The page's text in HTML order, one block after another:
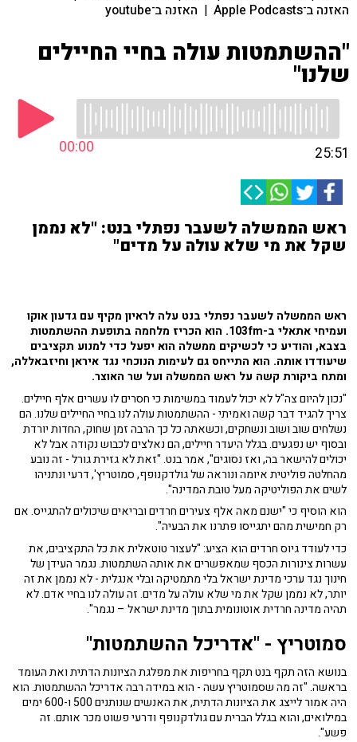
האזנה ב־Apple Podcasts | האזנה ב־youtube
"ההשתמטות עולה בחיי החיילים
שלנו"
00:00 25:51
ראש הממשלה לשעבר נפתלי בנט: "לא נממן
שקל את מי שלא עולה על מדים"
ראש הממשלה לשעבר נפתלי בנט עלה לראיון מקיף עם גדעון אוקו
ועמיחי אתאלי ב-103fm. הוא הכריז מלחמה בתופעת ההשתמטות
בצבא, והודיע כי לכשיקים ממשלה הוא יפעל כדי למנוע תקציבים
שיעודדו אותה. הוא התייחס גם לעימות הנוכחי נגד איראן וחיזבאללה,
ומתח ביקורת קשה על ראש הממשלה ועל שר האוצר.
"נכון להיום צה"ל לא יכול לעמוד במשימות כי חסרים לו עשרים אלף חיילים.
צריך להגיד דבר קשה ואמיתי - ההשתמטות עולה לנו בחיי החיילים שלנו. הם
נשלחים שוב ושוב ונשחקים, וכשאתה כל כך הרבה זמן שחוק, החדות יורדת
ובסוף יש נפגעים. בגלל היעדר חיילים, הם נאלצים לכבוש נקודה אבל לא
יכולים להישאר בה, ואז נסוגים", אמר בנט. "זאת לא גזירת גורל - זה נובע
מהחלטה פוליטית איומה ונוראה של גולדקנופף, סמוטריץ', דרעי ונתניהו
לשים את הפוליטיקה מעל טובת המדינה".
הוא הוסיף כי "ישנם מאה אלף צעירים חרדים ובריאים שיכולים להתגייס. אם
רק חמישית מהם יתגייסו פתרנו את הבעיה".
כדי לעודד גיוס חרדים הוא הציע: "לעצור טוטאלית את כל התקציבים, את
עשרות צינורות הכסף שמאפשרים את אותה השתמטות. נגמר העידן של
חינוך נגד ערכי מדינת ישראל בלי מתמטיקה ובלי אנגלית - לא נממן את זה
יותר, לא נממן שקל את מי שלא עולה על מדים. זה עולה לנו בחיי אדם. לא
תהיה מדינה חרדית אוטונומית בתוך מדינת ישראל – נגמר".
סמוטריץ - "אדריכל ההשתמטות"
בנושא הזה תקף בנט תקף בחריפות את מפלגת הציונות הדתית ואת העומד
בראשה. "זה מה שסמוטריץ עשה - הוא במידה רבה אדריכל ההשתמטות. הוא
היה אמור לייצג את הציונות הדתית, את האנשים שנותנים 500 ו-600 ימים
במילואים, והוא בגלל הברית עם גולדקנופף ודרעי פשוט מכר אותם. זה
פשע".